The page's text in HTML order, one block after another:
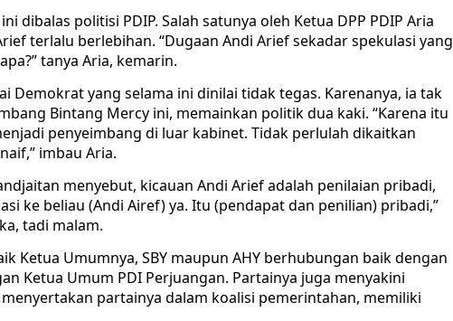
dibalas politisi PDIP. Salah satunya oleh Ketua DPP PDIP Aria
terlalu berlebihan. “Dugaan Andi Arief sekadar spekulasi yang
tanya Aria, kemarin.
Demokrat yang selama ini dinilai tidak tegas. Karenanya, ia tak
Bintang Mercy ini, memainkan politik dua kaki. “Karena itu
penyeimbang di luar kabinet. Tidak perlulah dikaitkan
imbau Aria.
menyebut, kicauan Andi Arief adalah penilaian pribadi,
ke beliau (Andi Airef) ya. Itu (pendapat dan penilian) pribadi,”
tadi malam.
Ketua Umumnya, SBY maupun AHY berhubungan baik dengan
Ketua Umum PDI Perjuangan. Partainya juga menyakini
partainya dalam koalisi pemerintahan, memiliki